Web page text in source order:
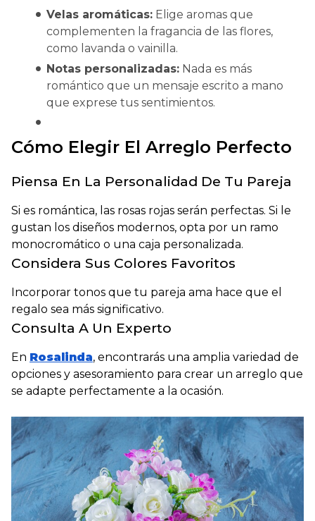
Velas aromáticas: Elige aromas que
complementen la fragancia de las flores,
como lavanda o vainilla.
Notas personalizadas: Nada es más
romántico que un mensaje escrito a mano
que exprese tus sentimientos.
Cómo Elegir El Arreglo Perfecto
Piensa En La Personalidad De Tu Pareja
Si es romántica, las rosas rojas serán perfectas. Si le
gustan los diseños modernos, opta por un ramo
monocromático o una caja personalizada.
Considera Sus Colores Favoritos
Incorporar tonos que tu pareja ama hace que el
regalo sea más significativo.
Consulta A Un Experto
En Rosalinda, encontrarás una amplia variedad de
opciones y asesoramiento para crear un arreglo que
se adapte perfectamente a la ocasión.